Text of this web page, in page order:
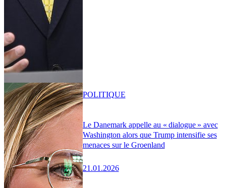
Le Danemark appelle au « dialogue » avec
Washington alors que Trump intensifie ses
menaces sur le Groenland
21.01.2026
POLITIQUE